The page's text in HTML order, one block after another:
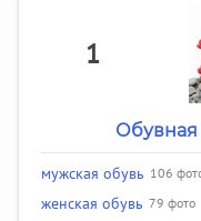
1
Обувная
мужская обувь 106
женская обувь 79 фото